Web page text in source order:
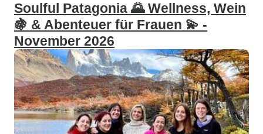
Soulful Patagonia 🌄 Wellness, Wein
🍇 & Abenteuer für Frauen 💫 -
November 2026